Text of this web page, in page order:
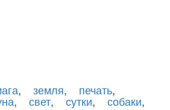
, земля, печать,
, свет,сутки, собаки,